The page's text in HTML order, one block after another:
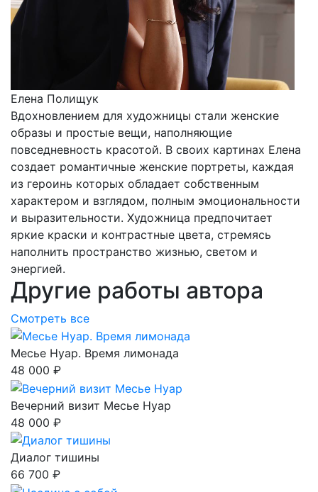
Елена Полищук
Вдохновлением для художницы стали женские
образы и простые вещи, наполняющие
повседневность красотой. В своих картинах Елена
создает романтичные женские портреты, каждая
из героинь которых обладает собственным
характером и взглядом, полным эмоциональности
и выразительности. Художница предпочитает
яркие краски и контрастные цвета, стремясь
наполнить пространство жизнью, светом и
энергией.
Другие работы автора
Смотреть все
Месье Нуар. Время лимонада
48 000 ₽
Вечерний визит Месье Нуар
48 000 ₽
Диалог тишины
66 700 ₽